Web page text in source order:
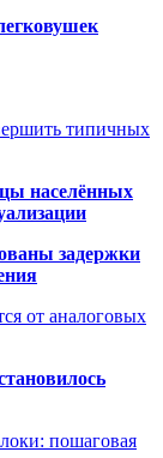
типичных
населённых
задержки
от аналоговых
пошаговая